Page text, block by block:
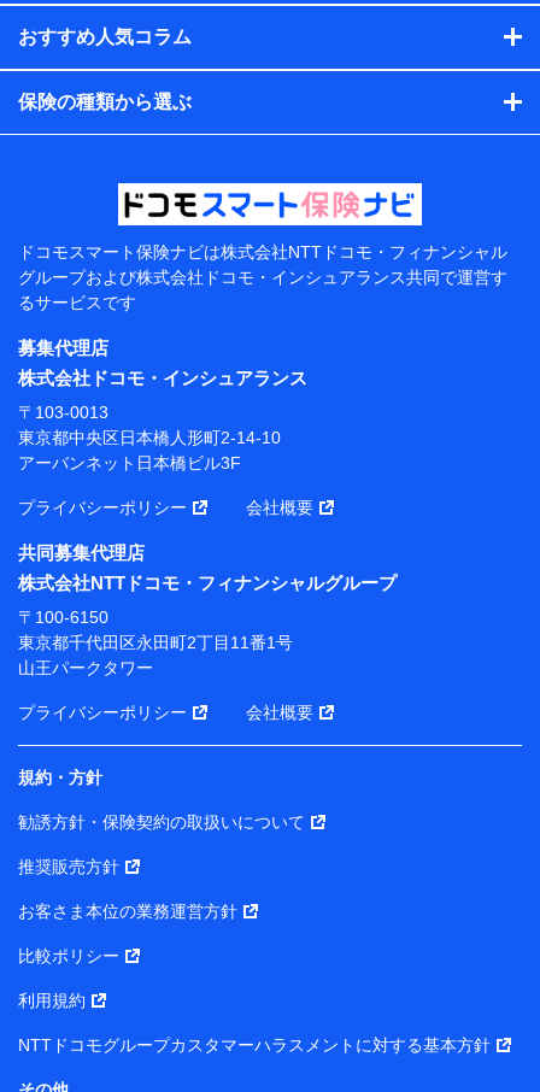
（各サービスで取得したサービス利用履歴、ウェブサイトの
閲覧履歴、購買履歴、ご契約内容等のパーソナルデータを分
す。）
上記に係る案内・手続き・管理等付帯業務を行うため
【当該個人データの管理について責任を有する者の名
称・住所・代表者名】
当該個人データを取り扱う各共同利用者（詳細は次のと
東京都千代田区永田町2丁目11番1号 山王パークタワー
株式会社NTTドコモ 代表取締役社長 前田 義晃
東京都中央区日本橋人形町2-14-10 アーバンネット日
本橋ビル 3F
長 吉村 忠義
※ 当社および株式会社NTTドコモは、お客さまの情報
を利用させていただくにあたっては、「NTTドコモ パー
ソナルデータ憲章」に定める行動原則を順守します 。
※ パーソナルデータダッシュボードの「第三者提供の
管理」の設定状態にかかわらず、共同利用する場合があ
※ dポイントクラブ会員ではないお客さま（2019年12
月11日以降、一度もdポイントクラブ会員であったこと
がないお客さまに限る）に関する、2019年12月10日以
に限って共同利用します。
との間で、以下のとおり個人データを共同利用しま
【共同して利用される利用データの項目】
プがサービス提供等を通じて取得した、以下の情報など
おすすめ人気コラム
保険の種類から選ぶ
ドコモスマート保険ナビは株式会社NTTドコモ・フィナンシャル
グループおよび株式会社ドコモ・インシュアランス共同で運営す
るサービスです
募集代理店
株式会社ドコモ・インシュアランス
〒103-0013
東京都中央区日本橋人形町2-14-10
アーバンネット日本橋ビル3F
プライバシーポリシー 会社概要
共同募集代理店
株式会社NTTドコモ・フィナンシャルグループ
〒100-6150
東京都千代田区永田町2丁目11番1号
山王パークタワー
プライバシーポリシー 会社概要
規約・方針
勧誘方針・保険契約の取扱いについて
推奨販売方針
お客さま本位の業務運営方針
比較ポリシー
利用規約
NTTドコモグループカスタマーハラスメントに対する基本方針